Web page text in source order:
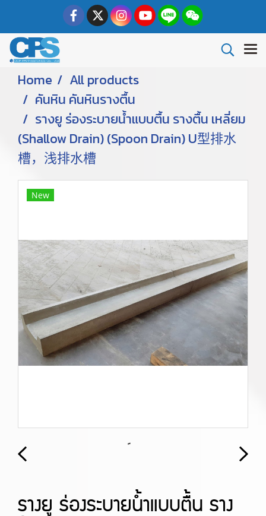
Home
All products
คันหิน คันหินรางตื้น
รางยู ร่องระบายน้ำแบบตื้น รางตื้น เหลี่ยม
(Shallow Drain) (Spoon Drain) U型排水
槽，浅排水槽
New
รางยู ร่องระบายน้ำแบบตื้น ราง